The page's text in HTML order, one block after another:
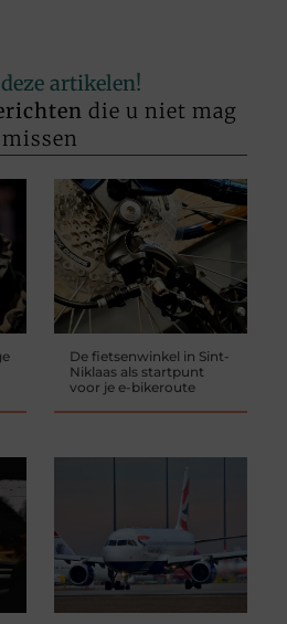
artikelen!
die u niet mag
missen
De fietsenwinkel in Sint-
Niklaas als startpunt
voor je e-bikeroute